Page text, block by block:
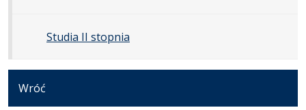
Studia II stopnia
Wróć